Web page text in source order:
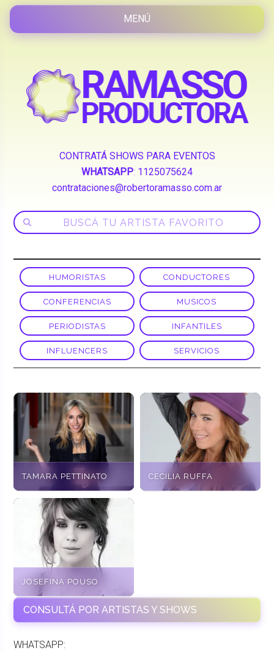
CONTRATÁ SHOWS PARA EVENTOS
WHATSAPP: 1125075624
contrataciones@robertoramasso.com.ar
HUMORISTAS CONDUCTORES
CONFERENCIAS MUSICOS
PERIODISTAS INFANTILES
INFLUENCERS SERVICIOS
TAMARA PETTINATO CECILIA RUFFA
JOSEFINA POUSO
CONSULTÁ POR ARTISTAS Y SHOWS
WHATSAPP: